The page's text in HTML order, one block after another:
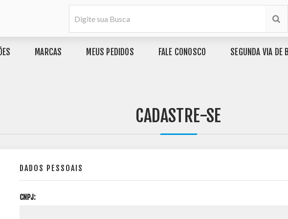
MARCAS MEUS PEDIDOS FALE CONOSCO SEGUNDA VIA DE
CADASTRE-SE
DADOS PESSOAIS
CNPJ: